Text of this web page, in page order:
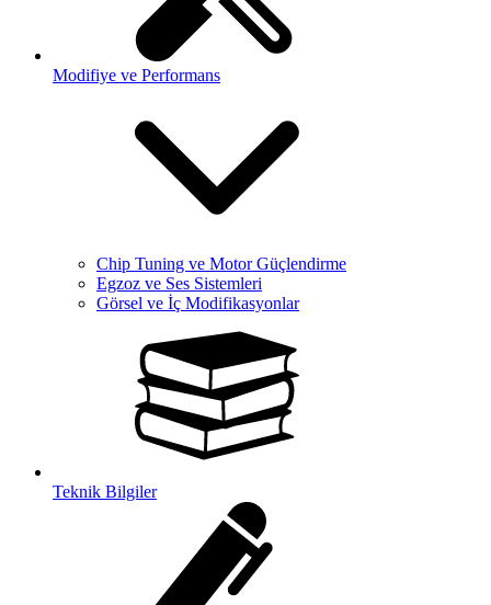
Modifiye ve Performans
Chip Tuning ve Motor Güçlendirme
Egzoz ve Ses Sistemleri
Görsel ve İç Modifikasyonlar
Teknik Bilgiler